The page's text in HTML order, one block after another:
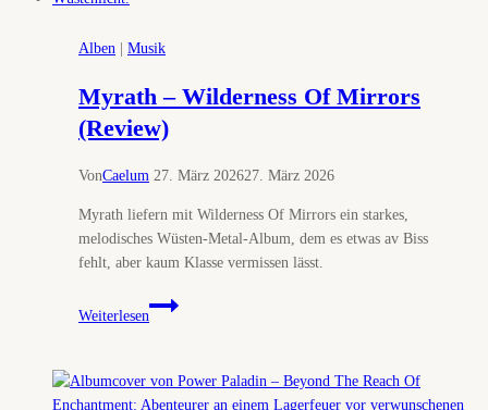
Alben Musik
Myrath – Wilderness Of Mirrors
(Review)
VonCaelum 27. März 202627. März 2026
Myrath liefern mit Wilderness Of Mirrors ein starkes,
melodisches Wüsten-Metal-Album, dem es etwas av Biss
fehlt, aber kaum Klasse vermissen lässt.
Weiterlesen
Myrath
–
Mirrors